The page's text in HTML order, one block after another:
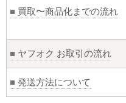
■ 買取〜商品化までの流れ
■ ヤフオク お取引の流れ
■ 発送方法について